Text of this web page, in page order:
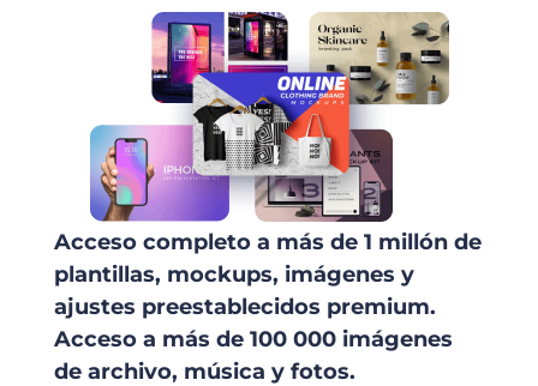
Acceso completo a más de 1 millón de
plantillas, mockups, imágenes y
ajustes preestablecidos premium.
Acceso a más de 100 000 imágenes
de archivo, música y fotos.